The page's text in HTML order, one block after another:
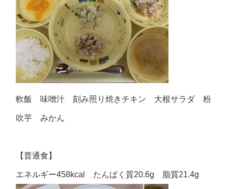
軟飯 味噌汁 刻み照り焼きチキン 大根サラダ 粉
吹芋 みかん
【普通食】
エネルギー458kcal たんぱく質20.6g 脂質21.4g